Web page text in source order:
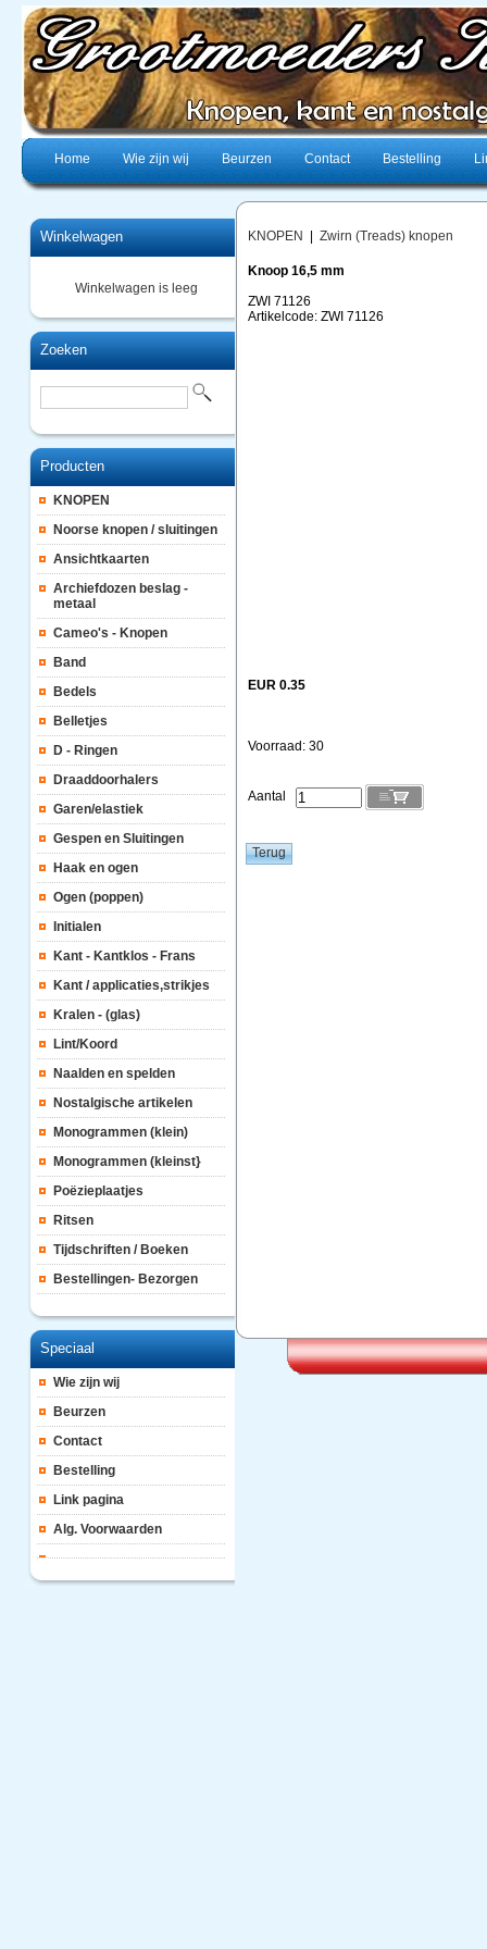
Home Wie zijn wij Beurzen Contact Bestelling
Winkelwagen
Winkelwagen is leeg
Zoeken
Producten
KNOPEN
Noorse knopen / sluitingen
Ansichtkaarten
Archiefdozen beslag -
metaal
Cameo's - Knopen
Band
Bedels
Belletjes
D - Ringen
Draaddoorhalers
Garen/elastiek
Gespen en Sluitingen
Haak en ogen
Ogen (poppen)
Initialen
Kant - Kantklos - Frans
Kant / applicaties,strikjes
Kralen - (glas)
Lint/Koord
Naalden en spelden
Nostalgische artikelen
Monogrammen (klein)
Monogrammen (kleinst}
Poëzieplaatjes
Ritsen
Tijdschriften / Boeken
Bestellingen- Bezorgen
Speciaal
Wie zijn wij
Beurzen
Contact
Bestelling
Link pagina
Alg. Voorwaarden
KNOPEN Zwirn (Treads) knopen
Knoop 16,5 mm
ZWI 71126
Artikelcode: ZWI 71126
EUR 0.35
Voorraad: 30
Aantal